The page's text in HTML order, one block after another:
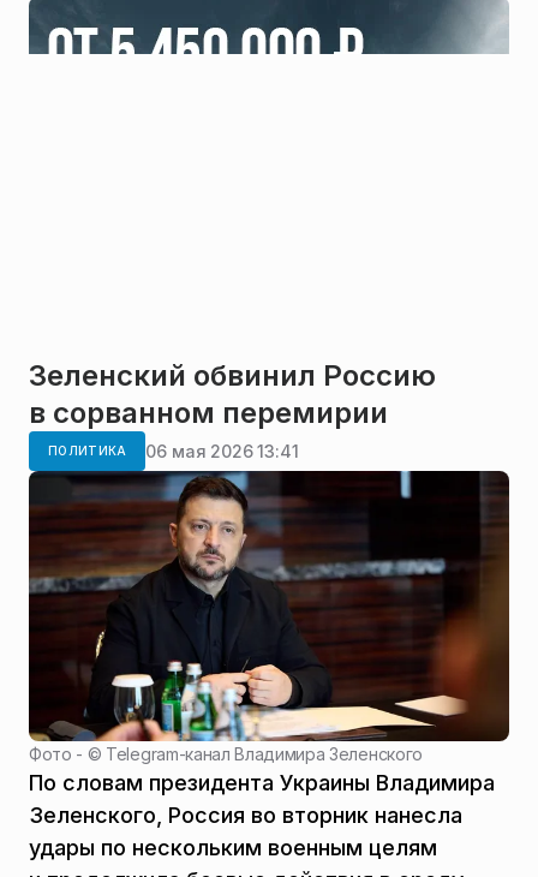
Зеленский обвинил Россию
в сорванном перемирии
ПОЛИТИКА 06 мая 2026 13:41
Фото - © Telegram-канал Владимира Зеленского
По словам президента Украины Владимира
Зеленского, Россия во вторник нанесла
удары по нескольким военным целям